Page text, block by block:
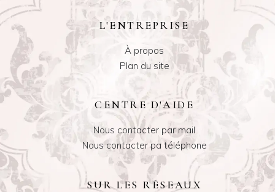
L'ENTREPRISE
À propos
Plan du site
CENTRE D'AIDE
Nous contacter par mail
Nous contacter pa téléphone
SUR LES RÉSEAUX